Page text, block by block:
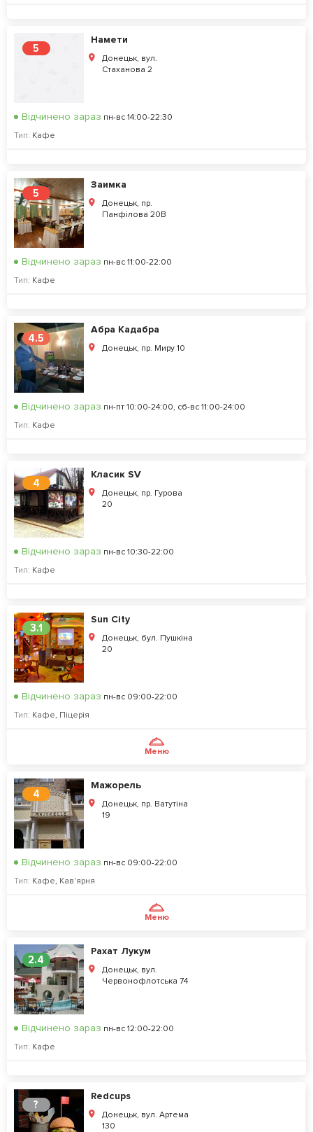
5
Намети
Донецьк, вул.
Стаханова 2
Відчинено зараз пн-вс 14:00-22:30
Тип: Кафе
5
Заимка
Донецьк, пр.
Панфілова 20В
Відчинено зараз пн-вс 11:00-22:00
Тип: Кафе
4.5
Абра Кадабра
Донецьк, пр. Миру 10
Відчинено зараз пн-пт 10:00-24:00, сб-вс 11:00-24:00
Тип: Кафе
4
Класик SV
Донецьк, пр. Гурова
20
Відчинено зараз пн-вс 10:30-22:00
Тип: Кафе
3.1
Sun City
Донецьк, бул. Пушкіна
20
Відчинено зараз пн-вс 09:00-22:00
Тип: Кафе, Піцерія
Меню
4
Мажорель
Донецьк, пр. Ватутіна
19
Відчинено зараз пн-вс 09:00-22:00
Тип: Кафе, Кав'ярня
Меню
2.4
Рахат Лукум
Донецьк, вул.
Червонофлотська 74
Відчинено зараз пн-вс 12:00-22:00
Тип: Кафе
?
Redcups
Донецьк, вул. Артема
130